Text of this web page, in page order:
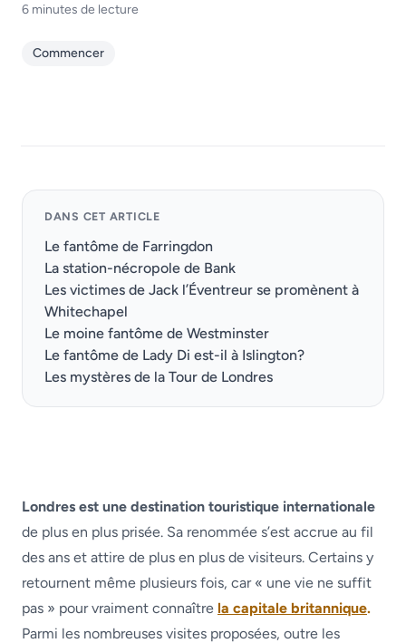
6 minutes de lecture
Commencer
DANS CET ARTICLE
Le fantôme de Farringdon
La station-nécropole de Bank
Les victimes de Jack l’Éventreur se promènent à
Whitechapel
Le moine fantôme de Westminster
Le fantôme de Lady Di est-il à Islington?
Les mystères de la Tour de Londres
Londres est une destination touristique internationale
de plus en plus prisée. Sa renommée s’est accrue au fil
des ans et attire de plus en plus de visiteurs. Certains y
retournent même plusieurs fois, car « une vie ne suffit
pas » pour vraiment connaître la capitale britannique.
Parmi les nombreuses visites proposées, outre les